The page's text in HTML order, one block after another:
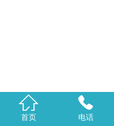

首页

电话